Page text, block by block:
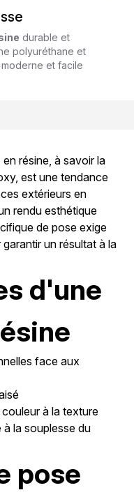
durable et
polyuréthane et
et facile
résine, à savoir la
est une tendance
extérieurs en
rendu esthétique
de pose exige
un résultat à la
d'une
face aux
à la texture
la souplesse du
pose